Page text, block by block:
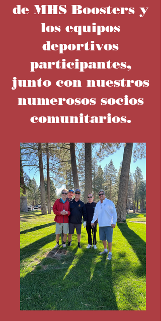
de MHS Boosters y
los equipos
deportivos
participantes,
junto con nuestros
numerosos socios
comunitarios.